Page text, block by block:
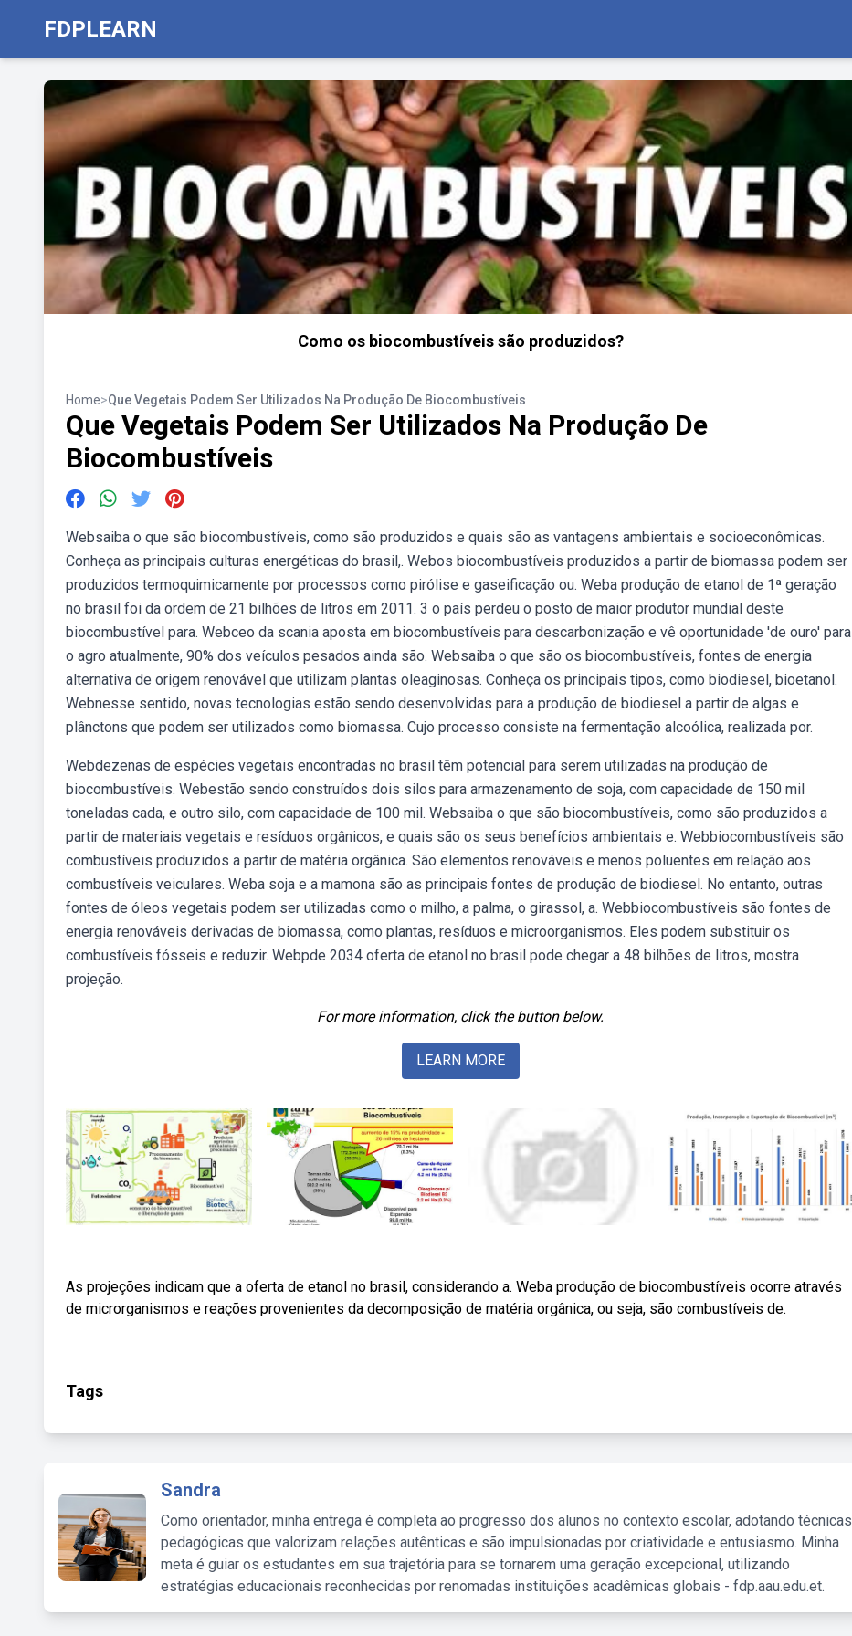
FDPLEARN
Como os biocombustíveis são produzidos?
Home>Que Vegetais Podem Ser Utilizados Na Produção De Biocombustíveis
Que Vegetais Podem Ser Utilizados Na Produção De
Biocombustíveis
Websaiba o que são biocombustíveis, como são produzidos e quais são as vantagens ambientais e socioeconômicas.
Conheça as principais culturas energéticas do brasil,. Webos biocombustíveis produzidos a partir de biomassa podem ser
produzidos termoquimicamente por processos como pirólise e gaseificação ou. Weba produção de etanol de 1ª geração
no brasil foi da ordem de 21 bilhões de litros em 2011. 3 o país perdeu o posto de maior produtor mundial deste
biocombustível para. Webceo da scania aposta em biocombustíveis para descarbonização e vê oportunidade 'de ouro' para
o agro atualmente, 90% dos veículos pesados ainda são. Websaiba o que são os biocombustíveis, fontes de energia
alternativa de origem renovável que utilizam plantas oleaginosas. Conheça os principais tipos, como biodiesel, bioetanol.
Webnesse sentido, novas tecnologias estão sendo desenvolvidas para a produção de biodiesel a partir de algas e
plânctons que podem ser utilizados como biomassa. Cujo processo consiste na fermentação alcoólica, realizada por.
Webdezenas de espécies vegetais encontradas no brasil têm potencial para serem utilizadas na produção de
biocombustíveis. Webestão sendo construídos dois silos para armazenamento de soja, com capacidade de 150 mil
toneladas cada, e outro silo, com capacidade de 100 mil. Websaiba o que são biocombustíveis, como são produzidos a
partir de materiais vegetais e resíduos orgânicos, e quais são os seus benefícios ambientais e. Webbiocombustíveis são
combustíveis produzidos a partir de matéria orgânica. São elementos renováveis e menos poluentes em relação aos
combustíveis veiculares. Weba soja e a mamona são as principais fontes de produção de biodiesel. No entanto, outras
fontes de óleos vegetais podem ser utilizadas como o milho, a palma, o girassol, a. Webbiocombustíveis são fontes de
energia renováveis derivadas de biomassa, como plantas, resíduos e microorganismos. Eles podem substituir os
combustíveis fósseis e reduzir. Webpde 2034 oferta de etanol no brasil pode chegar a 48 bilhões de litros, mostra
projeção.
For more information, click the button below.
LEARN MORE
As projeções indicam que a oferta de etanol no brasil, considerando a. Weba produção de biocombustíveis ocorre através
de microrganismos e reações provenientes da decomposição de matéria orgânica, ou seja, são combustíveis de.
Tags
Sandra
Como orientador, minha entrega é completa ao progresso dos alunos no contexto escolar, adotando técnicas
pedagógicas que valorizam relações autênticas e são impulsionadas por criatividade e entusiasmo. Minha
meta é guiar os estudantes em sua trajetória para se tornarem uma geração excepcional, utilizando
estratégias educacionais reconhecidas por renomadas instituições acadêmicas globais - fdp.aau.edu.et.